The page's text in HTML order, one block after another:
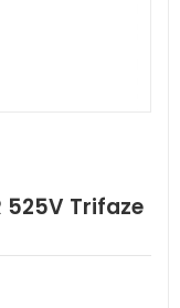
525V Trifaze